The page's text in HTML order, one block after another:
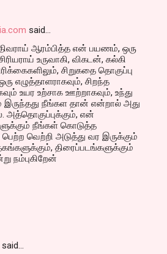
said…
ஆரம்பித்த என் பயணம், ஒரு
உருவாகி, விகடன், கல்கி
சிறுகதை தொகுப்பு
எழுத்தாளராகவும், சிறந்த
உயர உற்சாக ஊற்றாகவும், உந்து
இருந்தது நீங்கள தான் என்றால் அது
அத்தொகுப்புக்கும், என்
நீங்கள் கொடுத்த
வெற்றி அடுத்து வர இருக்கும்
திரைப்படங்களுக்கும்
நம்புகிறேன்
said…